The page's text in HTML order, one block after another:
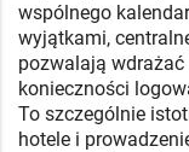
wspólnego
wyjątkami,
pozwalają
konieczności
To szczególnie
hotele i